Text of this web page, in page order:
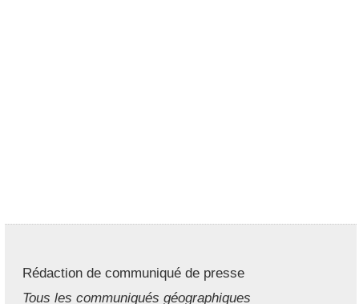
Rédaction de communiqué de presse
Tous les communiqués géographiques